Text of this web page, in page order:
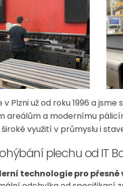
v Plzni už od roku 1996 a
areálům a modernímu
široké využití v průmyslu i
plechu od IT
technologie pro přesné